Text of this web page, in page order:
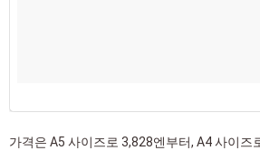
가격은 A5 사이즈로 3,828엔부터, A4 사이즈